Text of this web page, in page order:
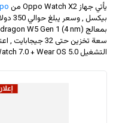
يأتي جهاز Oppo Watch X2 من
بيكسل , وسعر يبلغ حوالي 350 دولار
التشغيل ColorOS Watch 7.0 + Wear OS 5.0